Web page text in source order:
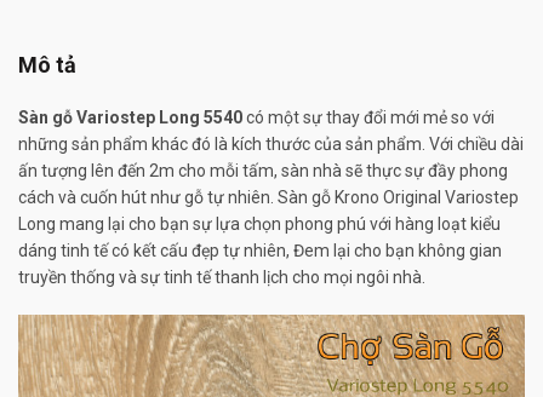
Mô tả
Sàn gỗVariostep Long 5540có một sự thay đổi mới mẻ so với
những sản phẩm khác đó là kích thước của sản phẩm. Với chiều dài
ấn tượng lên đến 2m cho mỗi tấm, sàn nhà sẽ thực sự đầy phong
cách và cuốn hút như gỗ tự nhiên. Sàn gỗ Krono Original Variostep
Long mang lại cho bạn sự lựa chọn phong phú với hàng loạt kiểu
dáng tinh tế có kết cấu đẹp tự nhiên, Đem lại cho bạn không gian
truyền thống và sự tinh tế thanh lịch cho mọi ngôi nhà.